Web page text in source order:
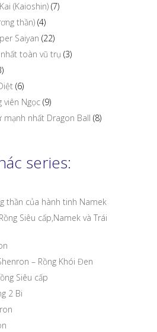
(Kaioshin) (7)
thần) (4)
Saiyan (22)
toàn vũ trụ (3)
(6)
viên Ngọc (9)
nhất Dragon Ball (8)
series:
thần của hành tinh Namek
Siêu cấp,Namek và Trái
– Rồng Khói Đen
Siêu cấp
2 Bi